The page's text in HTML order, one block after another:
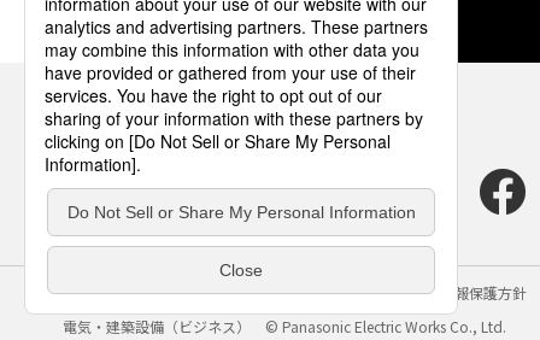
サイトのご利用にあたって クッキーポリシー
個人情報保護方針
電気・建築設備（ビジネス）
© Panasonic Electric Works Co., Ltd.